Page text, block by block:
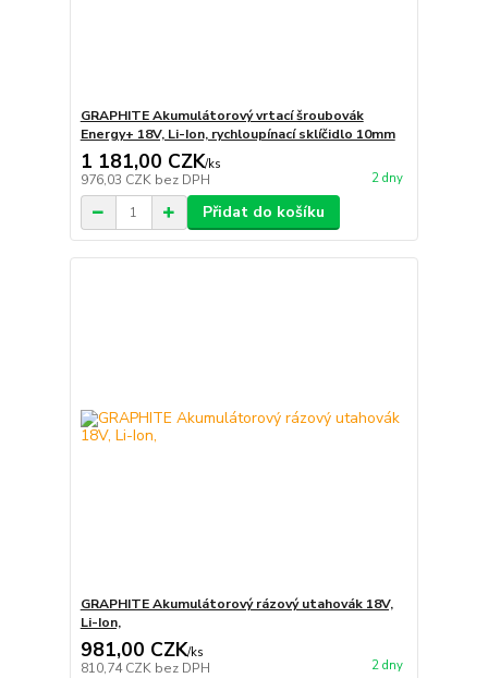
GRAPHITE Akumulátorový vrtací šroubovák
Energy+ 18V, Li-Ion, rychloupínací sklíčidlo 10mm
1 181,00 CZK/ks
976,03 CZK bez DPH 2 dny
Přidat do košíku
GRAPHITE Akumulátorový rázový utahovák 18V,
Li-Ion,
981,00 CZK/ks
810,74 CZK bez DPH 2 dny